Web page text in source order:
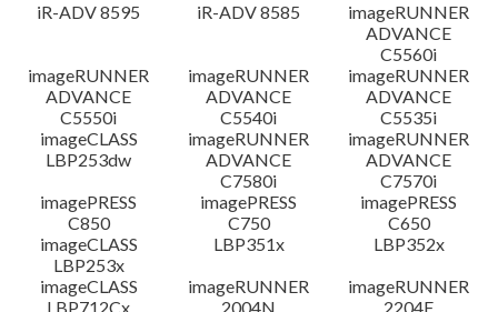
iR-ADV 8595
iR-ADV 8585
imageRUNNER
ADVANCE
C5560i
imageRUNNER
ADVANCE
C5550i
imageRUNNER
ADVANCE
C5540i
imageRUNNER
ADVANCE
C5535i
imageCLASS
LBP253dw
imageRUNNER
ADVANCE
C7580i
imageRUNNER
ADVANCE
C7570i
imagePRESS
C850
imagePRESS
C750
imagePRESS
C650
imageCLASS
LBP253x
LBP351x
LBP352x
imageCLASS
LBP712Cx
imageRUNNER
2004N
imageRUNNER
2204F